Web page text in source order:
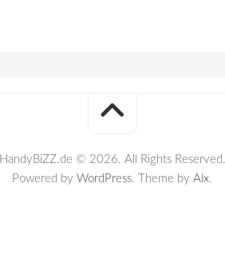
HandyBiZZ.de © 2026. All Rights Reserved.
Powered by WordPress. Theme by Alx.